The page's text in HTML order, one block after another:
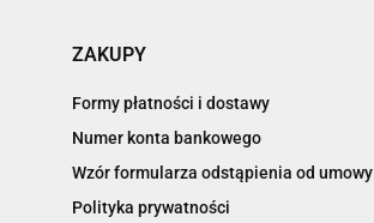
ZAKUPY
Formy płatności i dostawy
Numer konta bankowego
Wzór formularza odstąpienia od umowy
Polityka prywatności